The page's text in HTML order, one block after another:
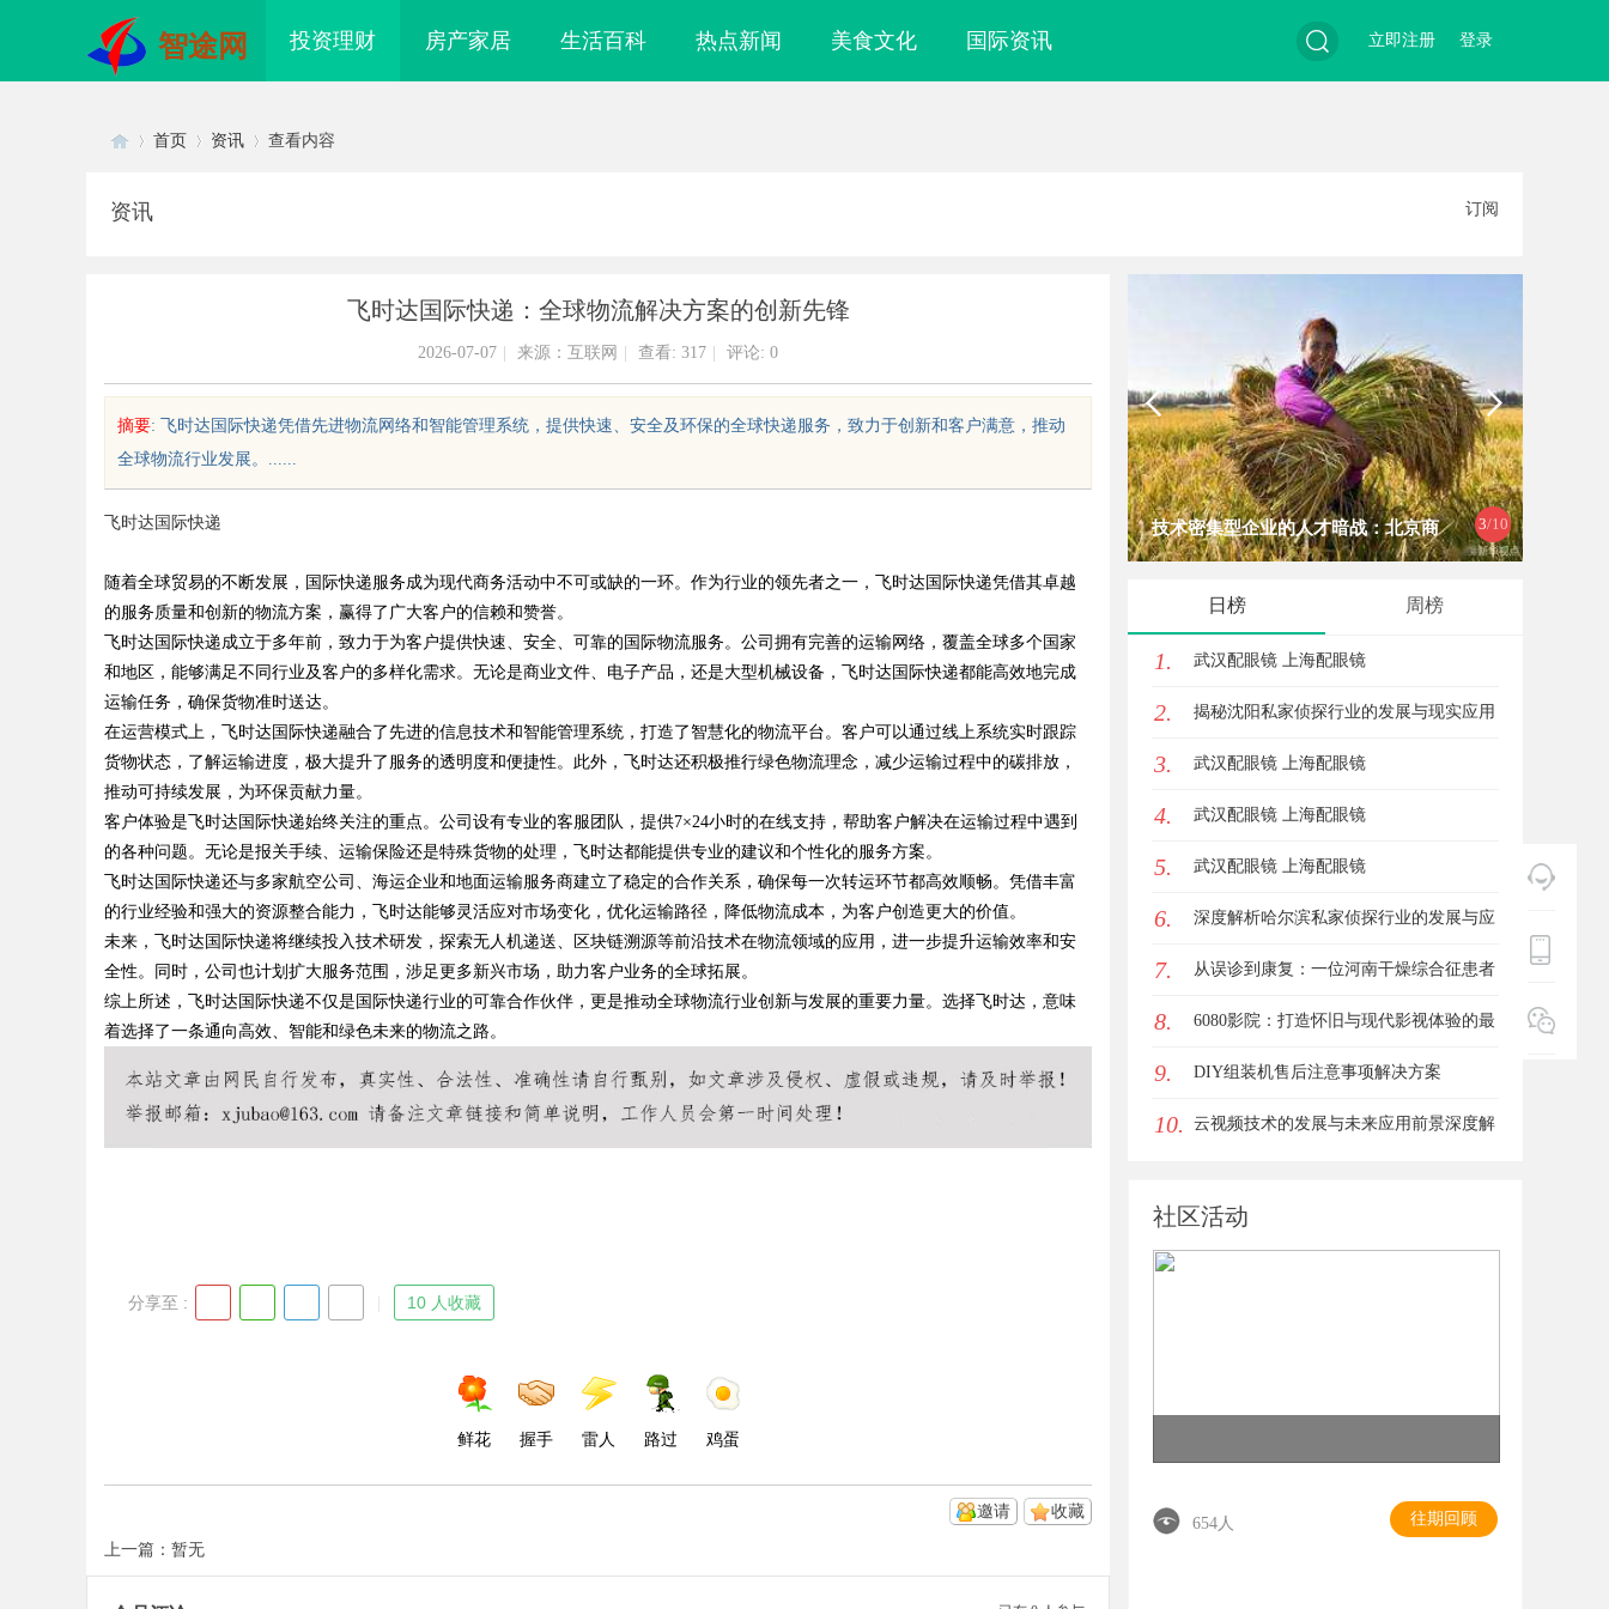
智途网 投资理财 房产家居 生活百科 热点新闻 美食文化 国际资讯 登录
立即注册
uz
!
首页 资讯 查看内容
资讯 订阅
飞时达国际快递：全球物流解决方案的创新先锋
2026-07-07 来源：互联网 查看: 317 评论: 0
摘要: 飞时达国际快递凭借先进物流网络和智能管理系统，提供快速、安全及环保的全球快递服务，致力于创新和客户满意，推动
全球物流行业发展。......
飞时达国际快递
随着全球贸易的不断发展，国际快递服务成为现代商务活动中不可或缺的一环。作为行业的领先者之一，飞时达国际快递凭借其卓越
的服务质量和创新的物流方案，赢得了广大客户的信赖和赞誉。
飞时达国际快递成立于多年前，致力于为客户提供快速、安全、可靠的国际物流服务。公司拥有完善的运输网络，覆盖全球多个国家
和地区，能够满足不同行业及客户的多样化需求。无论是商业文件、电子产品，还是大型机械设备，飞时达国际快递都能高效地完成
运输任务，确保货物准时送达。
在运营模式上，飞时达国际快递融合了先进的信息技术和智能管理系统，打造了智慧化的物流平台。客户可以通过线上系统实时跟踪
货物状态，了解运输进度，极大提升了服务的透明度和便捷性。此外，飞时达还积极推行绿色物流理念，减少运输过程中的碳排放，
推动可持续发展，为环保贡献力量。
客户体验是飞时达国际快递始终关注的重点。公司设有专业的客服团队，提供7×24小时的在线支持，帮助客户解决在运输过程中遇到
的各种问题。无论是报关手续、运输保险还是特殊货物的处理，飞时达都能提供专业的建议和个性化的服务方案。
飞时达国际快递还与多家航空公司、海运企业和地面运输服务商建立了稳定的合作关系，确保每一次转运环节都高效顺畅。凭借丰富
的行业经验和强大的资源整合能力，飞时达能够灵活应对市场变化，优化运输路径，降低物流成本，为客户创造更大的价值。
未来，飞时达国际快递将继续投入技术研发，探索无人机递送、区块链溯源等前沿技术在物流领域的应用，进一步提升运输效率和安
全性。同时，公司也计划扩大服务范围，涉足更多新兴市场，助力客户业务的全球拓展。
综上所述，飞时达国际快递不仅是国际快递行业的可靠合作伙伴，更是推动全球物流行业创新与发展的重要力量。选择飞时达，意味
着选择了一条通向高效、智能和绿色未来的物流之路。
分享至 : 10 人收藏
鲜花 握手 雷人 路过 鸡蛋
收藏
邀请
上一篇：暂无
4/10
揭秘厦门私家侦探行业背后的故事与
服务价值 新时代
技术密集型企业的人才暗战：北京商
业秘密律师如何守住“人带技术走”的
底线
揭秘哈尔滨私家侦探行业的现状与发
日榜 周榜
1. 武汉配眼镜 上海配眼镜
2. 揭秘沈阳私家侦探行业的发展与现实应用
3. 武汉配眼镜 上海配眼镜
4. 武汉配眼镜 上海配眼镜
5. 武汉配眼镜 上海配眼镜
6. 深度解析哈尔滨私家侦探行业的发展与应
用现状
7. 从误诊到康复：一位河南干燥综合征患者
的艰辛求医路
8. 6080影院：打造怀旧与现代影视体验的最
佳选择
9. DIY组装机售后注意事项解决方案
10. 云视频技术的发展与未来应用前景深度解
社区活动
654人 往期回顾